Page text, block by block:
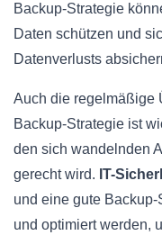
Backup-Strategie
Daten schützen und
Datenverlusts
Auch die regelmäßige
Backup-Strategie ist
den sich wandelnden
gerecht wird. IT-
und eine gute
und optimiert werden,